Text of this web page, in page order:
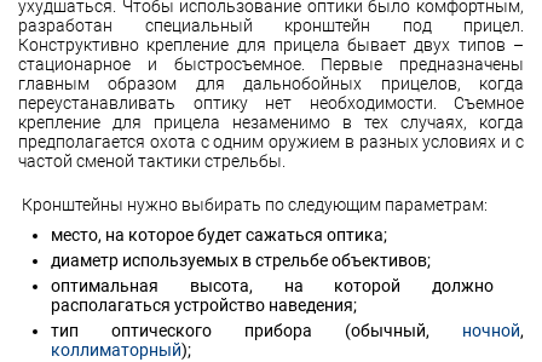
ухудшаться. Чтобы использование оптики было комфортным,
разработан специальный кронштейн под прицел.
Конструктивно крепление для прицела бывает двух типов –
стационарное и быстросъемное. Первые предназначены
главным образом для дальнобойных прицелов, когда
переустанавливать оптику нет необходимости. Съемное
крепление для прицела незаменимо в тех случаях, когда
предполагается охота с одним оружием в разных условиях и с
частой сменой тактики стрельбы.
Кронштейны нужно выбирать по следующим параметрам:
место, на которое будет сажаться оптика;
диаметр используемых в стрельбе объективов;
оптимальная высота, на которой должно
располагаться устройство наведения;
тип оптического прибора (обычный, ночной,
коллиматорный);